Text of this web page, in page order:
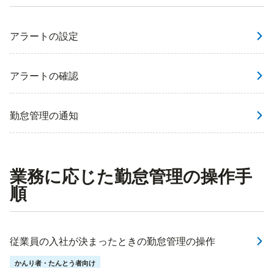
アラートの設定
アラートの確認
勤怠管理の通知
業務に応じた勤怠管理の操作手
順
従業員の入社が決まったときの勤怠管理の操作
かんり者・たんとう者向け